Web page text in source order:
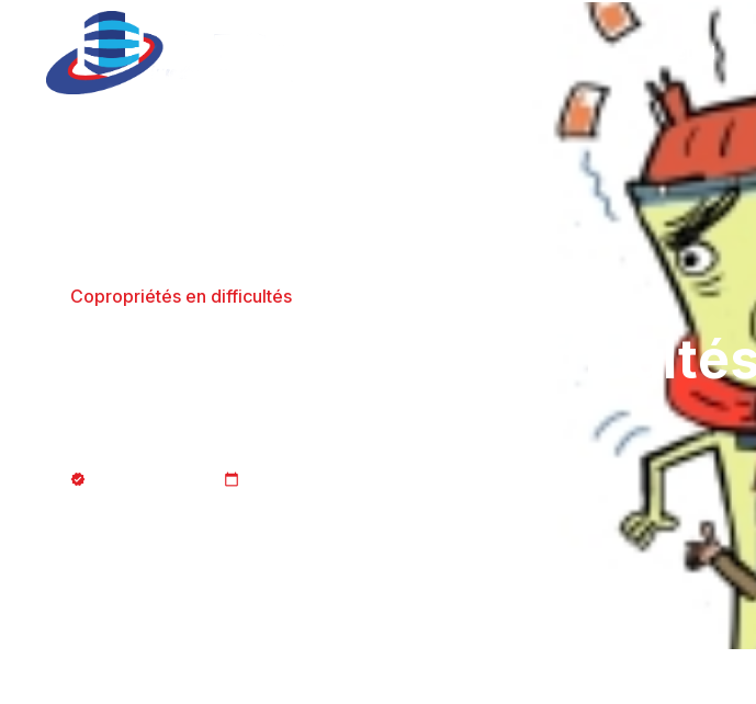
Accueil
Copropriétés en difficultés
Copropriétés en